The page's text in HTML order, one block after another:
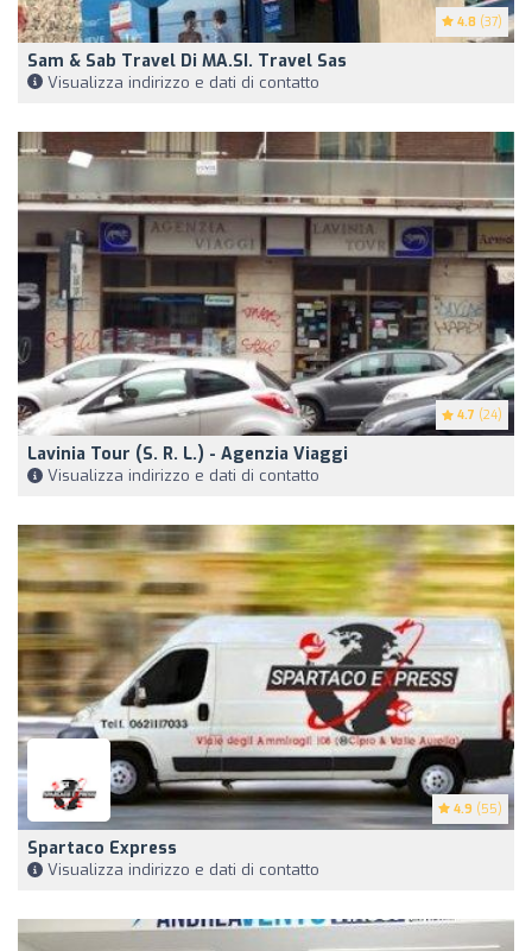
4.8 (37)
Sam & Sab Travel Di MA.SI. Travel Sas
Visualizza indirizzo e dati di contatto
4.7 (24)
Lavinia Tour (S. R. L.) - Agenzia Viaggi
Visualizza indirizzo e dati di contatto
4.9 (55)
Spartaco Express
Visualizza indirizzo e dati di contatto